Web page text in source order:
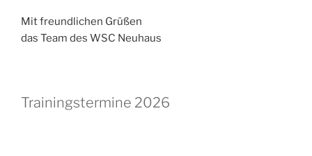
Mit freundlichen Grüßen
das Team des WSC Neuhaus
Trainingstermine 2026